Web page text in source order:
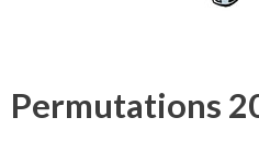
Permutations